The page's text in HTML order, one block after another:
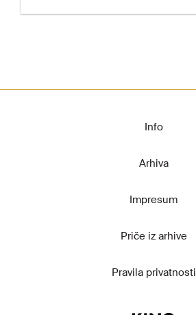
Info
Arhiva
Impresum
Priče iz arhive
Pravila privatnosti